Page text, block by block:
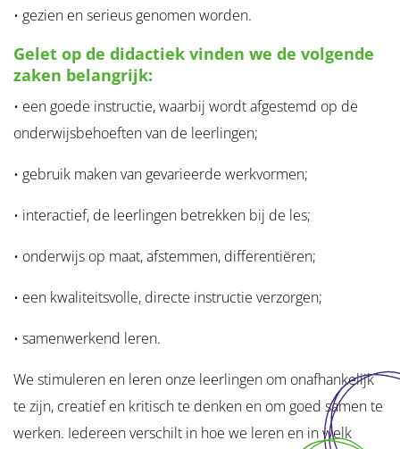
• gezien en serieus genomen worden.
Gelet op de didactiek vinden we de volgende
zaken belangrijk:
• een goede instructie, waarbij wordt afgestemd op de
onderwijsbehoeften van de leerlingen;
• gebruik maken van gevarieerde werkvormen;
• interactief, de leerlingen betrekken bij de les;
• onderwijs op maat, afstemmen, differentiëren;
• een kwaliteitsvolle, directe instructie verzorgen;
• samenwerkend leren.
We stimuleren en leren onze leerlingen om onafhankelijk
te zijn, creatief en kritisch te denken en om goed samen te
werken. Iedereen verschilt in hoe we leren en in welk